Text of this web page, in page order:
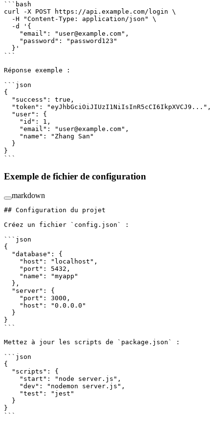
```bash
curl -X POST https://api.example.com/login \
  -H "Content-Type: application/json" \
  -d
'{
    "email": "user@example.com",
    "password": "password123"
  }'
```
Réponse exemple :
```json
{
  "success"
: true ,
  "token"
: "eyJhbGciOiJIUzI1NiIsInR5cCI6IkpXVCJ9..." ,
  "user"
: {
    "id"
: 1 ,
    "email"
: "user@example.com" ,
    "name"
:
"Zhang San"
  }
}
```
Exemple de fichier de configuration
markdown
## Configuration du projet
Créez un fichier
`config.json`
:
```json
{
  "database"
: {
    "host"
: "localhost" ,
    "port"
: 5432 ,
    "name"
:
"myapp"
  },
  "server"
: {
    "port"
: 3000 ,
    "host"
:
"0.0.0.0"
  }
}
```
Mettez à jour les scripts de
`package.json`
:
```json
{
  "scripts"
: {
    "start"
: "node server.js" ,
    "dev"
: "nodemon server.js" ,
    "test"
:
"jest"
  }
}
```